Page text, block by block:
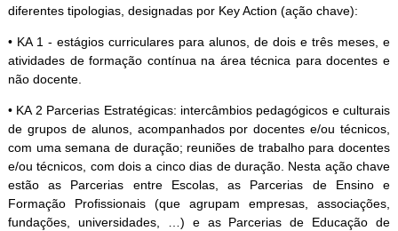
diferentes tipologias, designadas por Key Action (ação chave):
• KA 1 - estágios curriculares para alunos, de dois e três meses, e
atividades de formação contínua na área técnica para docentes e
não docente.
• KA 2 Parcerias Estratégicas: intercâmbios pedagógicos e culturais
de grupos de alunos, acompanhados por docentes e/ou técnicos,
com uma semana de duração; reuniões de trabalho para docentes
e/ou técnicos, com dois a cinco dias de duração. Nesta ação chave
estão as Parcerias entre Escolas, as Parcerias de Ensino e
Formação Profissionais (que agrupam empresas, associações,
fundações, universidades, …) e as Parcerias de Educação de